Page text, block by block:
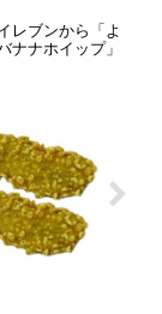
レブンから「よ
ナホイップ」